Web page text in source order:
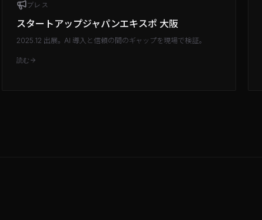
プレス
スタートアップジャパンエキスポ 大阪
2025.12 出展。AI 導入と信頼の間のギャップを現場で検証。
読む